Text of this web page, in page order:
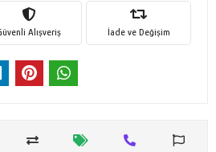
Alışveriş İade ve Değişim